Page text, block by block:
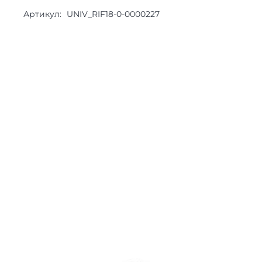
Артикул: UNIV_RIF18-0-0000227